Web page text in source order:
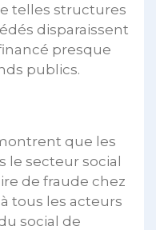
telles structures
disparaissent
presque
publics.
que les
le secteur social
de fraude chez
à tous les acteurs
social de